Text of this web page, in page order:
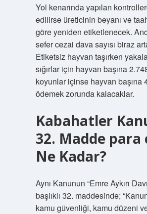
Yol kenarında yapılan
edilirse üreticinin beyanı ve
göre yeniden etiketlenecek.
sefer cezai dava sayısı biraz
Etiketsiz hayvan taşırken
sığırlar için hayvan başına
koyunlar içinse hayvan başına
ödemek zorunda kalacaklar.
Kabahatler
32. Madde para
Ne Kadar?
Aynı Kanunun “Emre Aykırı
başlıklı 32. maddesinde;
kamu güvenliği, kamu düzeni